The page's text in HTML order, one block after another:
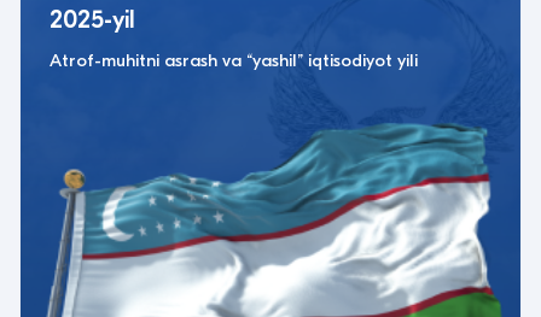
2025-yil
Atrof-muhitni asrash va “yashil” iqtisodiyot yili